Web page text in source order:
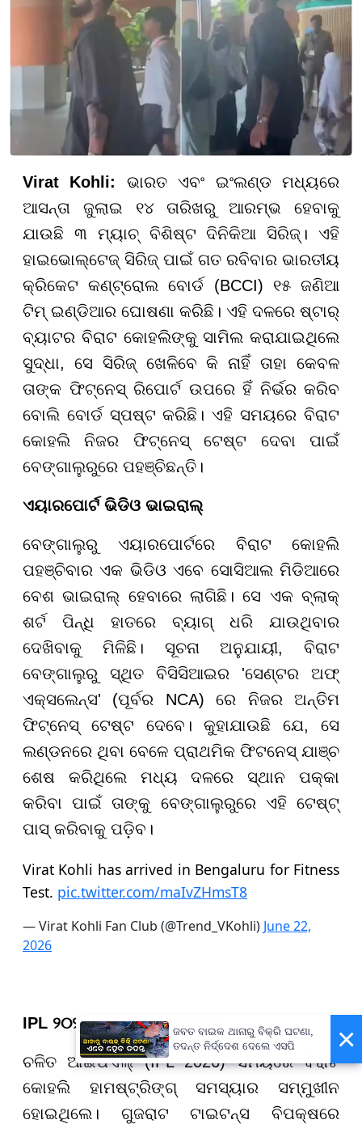
Virat Kohli:
ଭାରତ ଏବଂ ଇଂଲଣ୍ଡ ମଧ୍ୟରେ
ଆସନ୍ତା ଜୁଲାଇ ୧୪ ତାରିଖରୁ ଆରମ୍ଭ ହେବାକୁ
ଯାଉଛି ୩ ମ୍ୟାଚ୍ ବିଶିଷ୍ଟ ଦିନିକିଆ ସିରିଜ୍। ଏହି
ହାଇଭୋଲ୍ଟେଜ୍ ସିରିଜ୍ ପାଇଁ ଗତ ରବିବାର ଭାରତୀୟ
କ୍ରିକେଟ କଣ୍ଟ୍ରୋଲ ବୋର୍ଡ (BCCI) ୧୫ ଜଣିଆ
ଟିମ୍ ଇଣ୍ଡିଆର ଘୋଷଣା କରିଛି। ଏହି ଦଳରେ ଷ୍ଟାର୍
ବ୍ୟାଟର ବିରାଟ କୋହଲିଙ୍କୁ ସାମିଲ କରାଯାଇଥିଲେ
ସୁଦ୍ଧା, ସେ ସିରିଜ୍ ଖେଳିବେ କି ନାହିଁ ତାହା କେବଳ
ତାଙ୍କ ଫିଟ୍ନେସ୍ ରିପୋର୍ଟ ଉପରେ ହିଁ ନିର୍ଭର କରିବ
ବୋଲି ବୋର୍ଡ ସ୍ପଷ୍ଟ କରିଛି। ଏହି ସମୟରେ ବିରାଟ
କୋହଲି ନିଜର ଫିଟ୍ନେସ୍ ଟେଷ୍ଟ ଦେବା ପାଇଁ
ବେଙ୍ଗାଲୁରୁରେ ପହଞ୍ଚିଛନ୍ତି।
ଏୟାରପୋର୍ଟ ଭିଡିଓ ଭାଇରାଲ୍
ବେଙ୍ଗାଲୁରୁ ଏୟାରପୋର୍ଟରେ ବିରାଟ କୋହଲି
ପହଞ୍ଚିବାର ଏକ ଭିଡିଓ ଏବେ ସୋସିଆଲ ମିଡିଆରେ
ବେଶ ଭାଇରାଲ୍ ହେବାରେ ଲାଗିଛି। ସେ ଏକ ବ୍ଲାକ୍
ଶର୍ଟ ପିନ୍ଧି ହାତରେ ବ୍ୟାଗ୍ ଧରି ଯାଉଥିବାର
ଦେଖିବାକୁ ମିଳିଛି। ସୂଚନା ଅନୁଯାୟୀ, ବିରାଟ
ବେଙ୍ଗାଲୁରୁ ସ୍ଥିତ ବିସିସିଆଇର 'ସେଣ୍ଟର ଅଫ୍
ଏକ୍ସଲେନ୍ସ' (ପୂର୍ବର NCA) ରେ ନିଜର ଅନ୍ତିମ
ଫିଟ୍ନେସ୍ ଟେଷ୍ଟ ଦେବେ। କୁହାଯାଉଛି ଯେ, ସେ
ଲଣ୍ଡନରେ ଥିବା ବେଳେ ପ୍ରାଥମିକ ଫିଟନେସ୍ ଯାଞ୍ଚ
ଶେଷ କରିଥିଲେ ମଧ୍ୟ ଦଳରେ ସ୍ଥାନ ପକ୍କା
କରିବା ପାଇଁ ତାଙ୍କୁ ବେଙ୍ଗାଲୁରୁରେ ଏହି ଟେଷ୍ଟ୍
ପାସ୍ କରିବାକୁ ପଡ଼ିବ।
Virat Kohli has arrived in Bengaluru for Fitness
Test. pic.twitter.com/maIvZHmsT8
— Virat Kohli Fan Club (@Trend_VKohli) June 22,
2026
IPL ୨୦୨୬ରେ ଲାଗିଥିଲା ଆଘାତ
ଚଳିତ ଆଇପିଏଲ୍ (IPL 2026) ସମୟରେ ବିରାଟ
କୋହଲି ହାମଷ୍ଟ୍ରିଙ୍ଗ୍ ସମସ୍ୟାର ସମ୍ମୁଖୀନ
ହୋଇଥିଲେ। ଗୁଜରାଟ ଟାଇଟନ୍ସ ବିପକ୍ଷରେ
×
ଜବତ ବାଇକ ଥାନାରୁ ବିକ୍ରି ଘଟଣା,
ତଦନ୍ତ ନିର୍ଦ୍ଦେଶ ଦେଲେ ଏସପି